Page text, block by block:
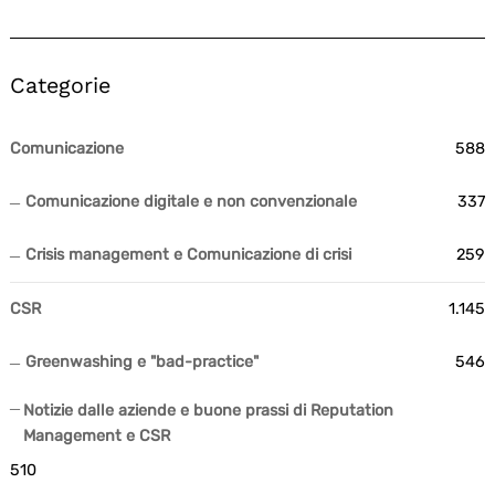
Categorie
Comunicazione 588
Comunicazione digitale e non convenzionale 337
Crisis management e Comunicazione di crisi 259
CSR 1.145
Greenwashing e "bad-practice" 546
Notizie dalle aziende e buone prassi di Reputation
Management e CSR
510